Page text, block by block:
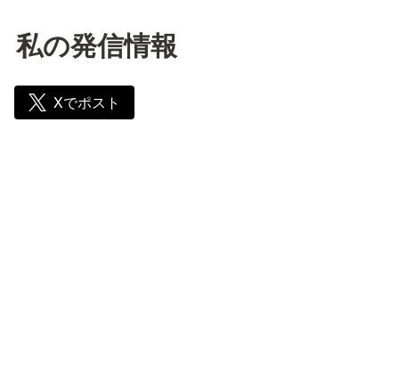
私の発信情報
Xでポスト